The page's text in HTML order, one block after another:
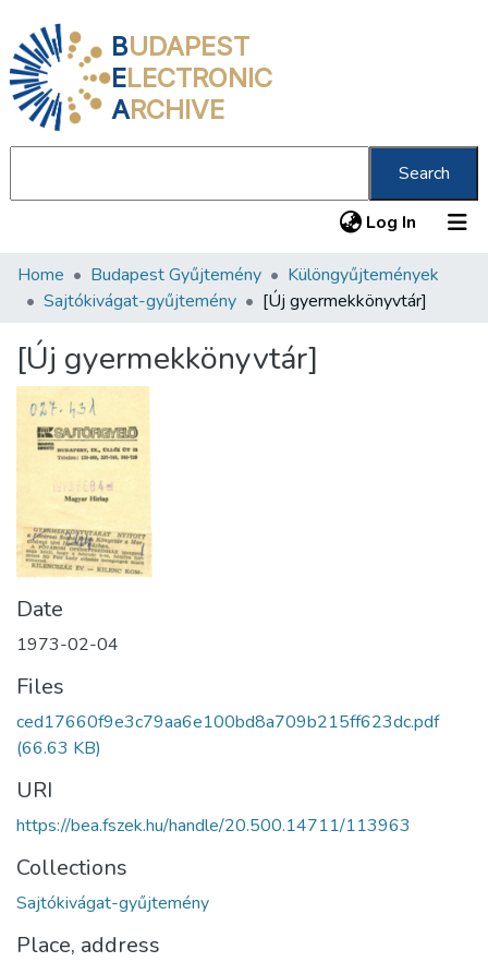
BUDAPEST
ELECTRONIC
ARCHIVE
Search
Log In (current)
Communities & Collections
Statistics
About us
Home Budapest Gyűjtemény
Különgyűjtemények
Sajtókivágat-gyűjtemény
[Új gyermekkönyvtár]
[Új gyermekkönyvtár]
Date
1973-02-04
Files
ced17660f9e3c79aa6e100bd8a709b215ff623dc.pdf
(66.63 KB)
URI
https://bea.fszek.hu/handle/20.500.14711/113963
Collections
Sajtókivágat-gyűjtemény
Place, address